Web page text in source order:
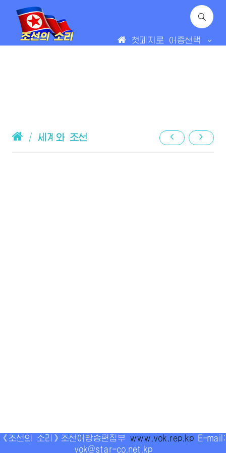
첫페지로 어종선택
/ 세계와 조선
《조선의 소리》조선어방송편집부 www.vok.rep.kp E-mail:
vok@star-co.net.kp